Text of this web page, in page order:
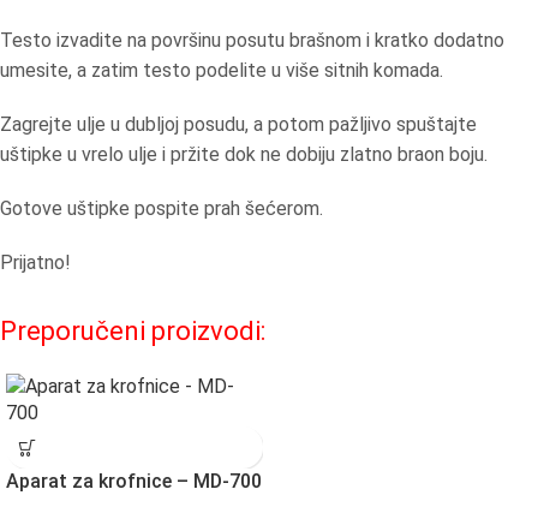
Testo izvadite na površinu posutu brašnom i kratko dodatno
umesite, a zatim testo podelite u više sitnih komada.
Zagrejte ulje u dubljoj posudu, a potom pažljivo spuštajte
uštipke u vrelo ulje i pržite dok ne dobiju zlatno braon boju.
Gotove uštipke pospite prah šećerom.
Prijatno!
Preporučeni proizvodi:
Aparat za krofnice – MD-700